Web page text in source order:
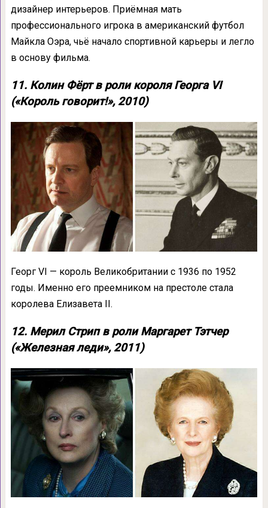
дизайнер интерьеров. Приёмная мать
профессионального игрока в американский футбол
Майкла Оэра, чьё начало спортивной карьеры и легло
в основу фильма.
11. Колин Фёрт в роли короля Георга VI
(«Король говорит!», 2010)
Георг VI — король Великобритании с 1936 по 1952
годы. Именно его преемником на престоле стала
королева Елизавета II.
12. Мерил Стрип в роли Маргарет Тэтчер
(«Железная леди», 2011)